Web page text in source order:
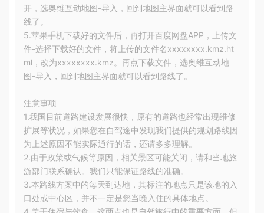
开，选奥维互动地图-导入，回到地图主界面就可以看到路
线了。
5.苹果手机下载好的文件后，再打开百度网盘APP，上传文
件-选择下载好的文件，将上传的文件名xxxxxxxx.kmz.ht
ml，改为xxxxxxxx.kmz。再点下载文件，选奥维互动地
图-导入，回到地图主界面就可以看到路线了。
注意事项
1.我国目前道路建设发展很快，原有的道路也经常出现维修
扩展等状况，如果您在自驾途中发现我们提供的规划路线因
为上述原因不能实际通行的话，还请多多理解。
2.由于政策或气候等原因，相关景区可能关闭，请和当地旅
游部门联系确认。我们只能保证路线的准确。
3.本路线方案中的每天到达地，其标注的地点只是该地的入
口处或中心区，并不一定是您当晚入住的具体地点。